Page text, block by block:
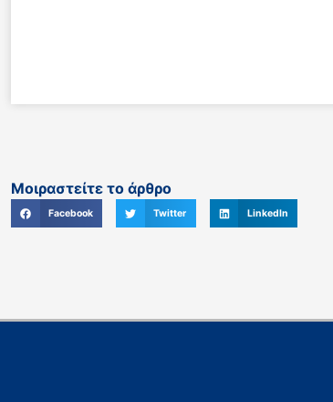
Μοιραστείτε το άρθρο
Facebook Twitter LinkedIn